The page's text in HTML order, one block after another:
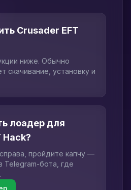
Crusader EFT
ниже. Обычно
скачивание, установку и
лоадер для
Hack?
пройдите капчу —
Telegram-бота, где